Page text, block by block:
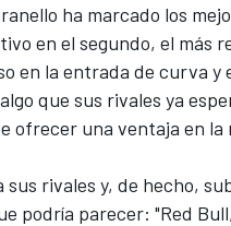
ha marcado los
en el segundo, el más
en la entrada de curva y
que sus rivales ya
ofrecer una ventaja en la
rivales y, de hecho,
podría parecer: "Red Bull